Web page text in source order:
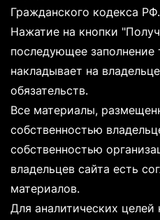
Гражданского кодекса РФ.
Нажатие на кнопки
последующее
накладывает на
обязательств.
Все материалы,
собственностью
собственностью
владельцев сайта есть
материалов.
Для аналитических целей